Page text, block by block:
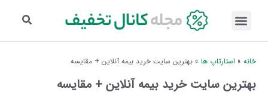
خانه » استارتاپ ها » بهترین سایت خرید بیمه آنلاین + مقایسه
بهترین سایت خرید بیمه آنلاین + مقایسه